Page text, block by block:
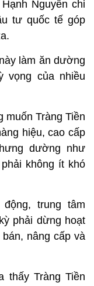
Nguyễn chi
tư quốc tế góp
làm ăn dường
vọng của nhiều
muốn Tràng Tiền
hiệu, cao cấp
dường như
không ít khó
trung tâm
phải dừng hoạt
nâng cấp và
Tràng Tiền